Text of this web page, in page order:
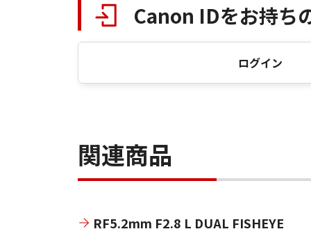
Canon IDをお持ち
ログイン
関連商品
RF5.2mm F2.8 L DUAL FISHEYE